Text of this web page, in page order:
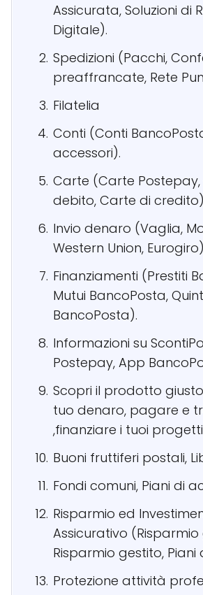
Assicurata, Soluzioni di
Digitale).
Spedizioni (Pacchi,
preaffrancate, Rete
Filatelia
Conti (Conti
accessori).
Carte (Carte
debito, Carte di
Invio denaro (Vaglia,
Western Union,
Finanziamenti (Prestiti
Mutui BancoPosta,
BancoPosta).
Informazioni su
Postepay, App
Scopri il prodotto
tuo denaro, pagare e
,finanziare i tuoi
Buoni fruttiferi postali,
Fondi comuni, Piani di
Risparmio ed
Assicurativo
Risparmio gestito,
Protezione attività